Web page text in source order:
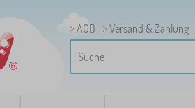
AGB Versand & Zahlung